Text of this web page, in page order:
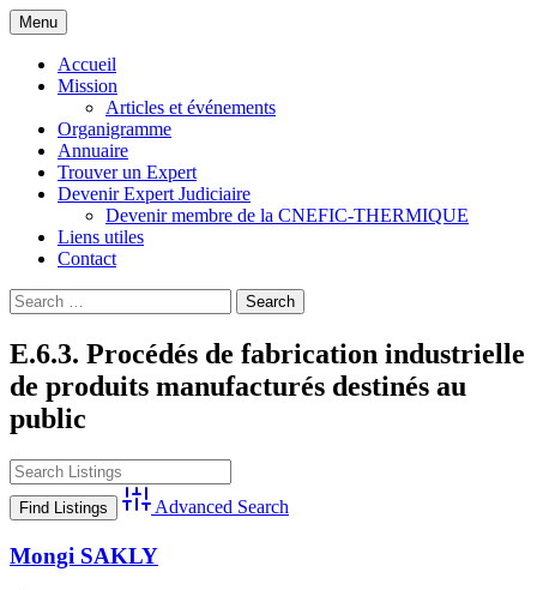
Skip
to
content
CNEFIC-THERMIQUE
Thermique Climatique et Frigorifique
Menu
Accueil
Mission
Articles et événements
Organigramme
Annuaire
Trouver un Expert
Devenir Expert Judiciaire
Devenir membre de la CNEFIC-THERMIQUE
Liens utiles
Contact
Search
for:
E.6.3. Procédés de fabrication industrielle
de produits manufacturés destinés au
public
Advanced Search
Mongi SAKLY